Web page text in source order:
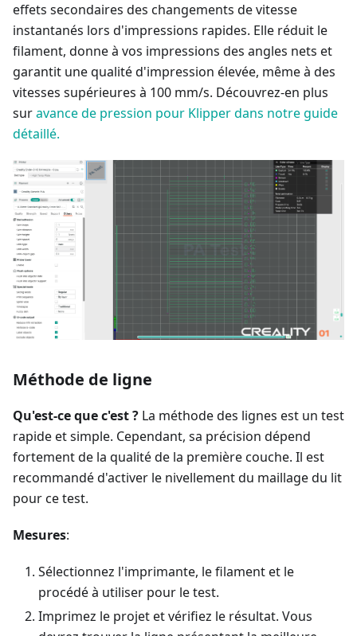
effets secondaires des changements de vitesse
instantanés lors d'impressions rapides. Elle réduit le
filament, donne à vos impressions des angles nets et
garantit une qualité d'impression élevée, même à des
vitesses supérieures à 100 mm/s. Découvrez-en plus
suravance de pression pour Klipper dans notre guide
détaillé.
Méthode de ligne
Qu'est-ce que c'est ? La méthode des lignes est un test
rapide et simple. Cependant, sa précision dépend
fortement de la qualité de la première couche. Il est
recommandé d'activer le nivellement du maillage du lit
pour ce test.
Mesures:
Sélectionnez l'imprimante, le filament et le
procédé à utiliser pour le test.
Imprimez le projet et vérifiez le résultat. Vous